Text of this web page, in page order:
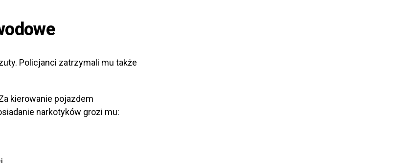
Policjanci zatrzymali mu także
kierowanie pojazdem
narkotyków grozi mu: